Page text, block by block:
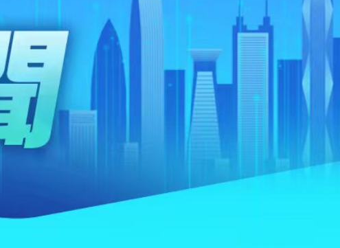
享年76歲 曾為張國榮、許冠傑等填詞